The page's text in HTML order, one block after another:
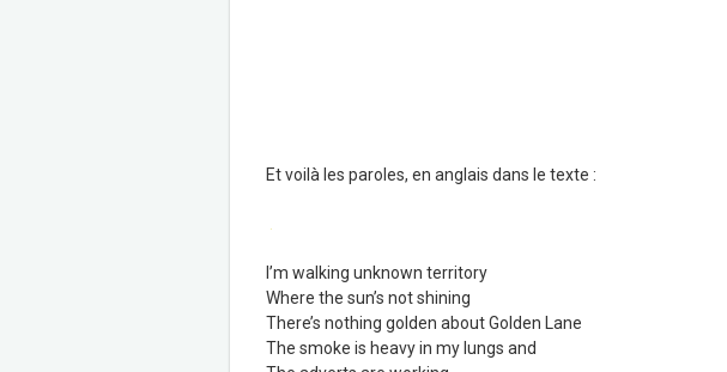
Et voilà les paroles, en anglais dans le texte :
.
I’m walking unknown territory
Where the sun’s not shining
There’s nothing golden about Golden Lane
The smoke is heavy in my lungs and